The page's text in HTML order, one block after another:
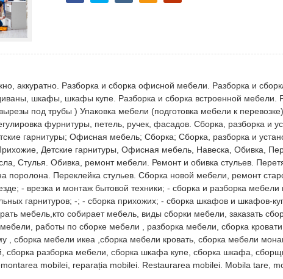
аккуратно. Разборка и сборка офисной мебели. Разборка и
шкафы, шкафы купе. Разборка и сборка встроенной мебели.
под трубы ) Упаковка мебели (подготовка мебели к
фурнитуры, петель, ручек, фасадов. Сборка, разборка и
гарнитуры; Офисная мебель; Сборка; Сборка, разборка и
Детские гарнитуры, Офисная мебель, Навеска, Обивка,
Стулья. Обивка, ремонт мебели. Ремонт и обивка стульев.
поролона. Переклейка стульев. Сборка новой мебели, ремонт
- врезка и монтаж бытовой техники; - сборка и разборка мебели
гарнитуров; -; - сборка прихожих; - сборка шкафов и шкафов-
мебель,кто собирает мебель, виды сборки мебели, заказать
работы по сборке мебели , разборка мебели, сборка
, сборка мебели икеа ,сборка мебели кровать, сборка мебели
разборка мебели, сборка шкафа купе, сборка шкафа,
mobilei, reparația mobilei. Restaurarea mobilei. Mobila tare,